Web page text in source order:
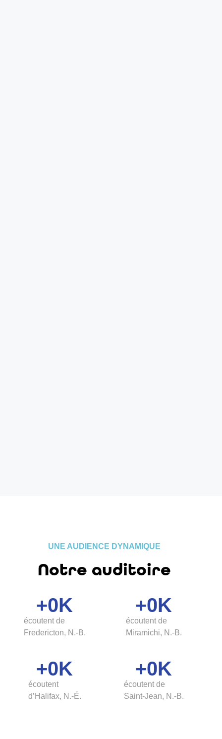
UNE AUDIENCE DYNAMIQUE
Notre auditoire
écoutent de
Fredericton, N.-B.
+0K
écoutent de
Miramichi, N.-B.
+0K
écoutent
d’Halifax, N.-É.
+0K
écoutent de
Saint-Jean, N.-B.
+0K